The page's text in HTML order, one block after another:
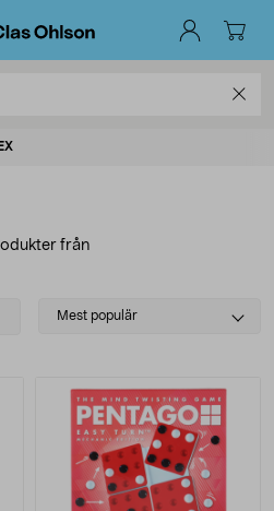
från
Select
Mest populär